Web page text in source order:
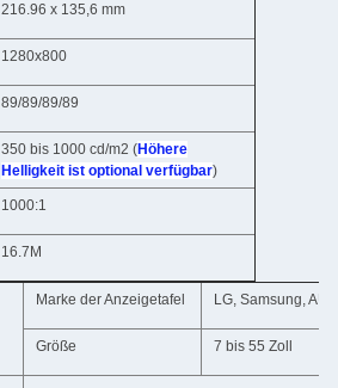
216.96 x 135,6 mm
1280x800
89/89/89/89
350 bis 1000 cd/m2 (Höhere
Helligkeit ist optional verfügbar)
1000:1
16.7M
Marke der Anzeigetafel LG, Samsung,
Größe 7 bis 55 Zoll